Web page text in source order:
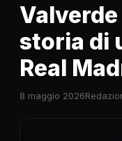
storia di
Real
8 maggio 2026